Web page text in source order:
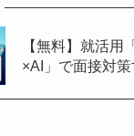
【無料】就活用
×AI」で面接対